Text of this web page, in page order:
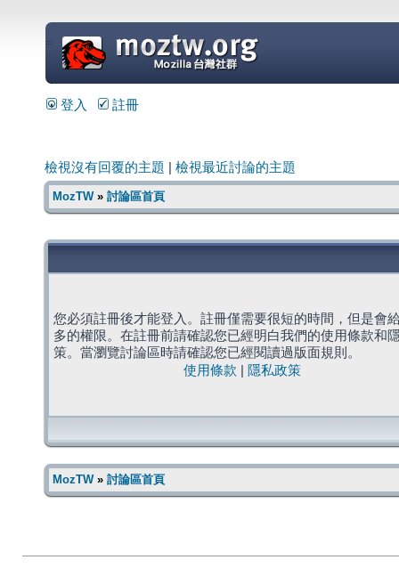
=
登入 註冊
檢視沒有回覆的主題 檢視最近討論的主題
MozTW» 討論區首頁
您必須註冊後才能登入。註冊僅需要很短的時間，但是會
多的權限。在註冊前請確認您已經明白我們的使用條款和
策。當瀏覽討論區時請確認您已經閱讀過版面規則。
使用條款
隱私政策
MozTW» 討論區首頁